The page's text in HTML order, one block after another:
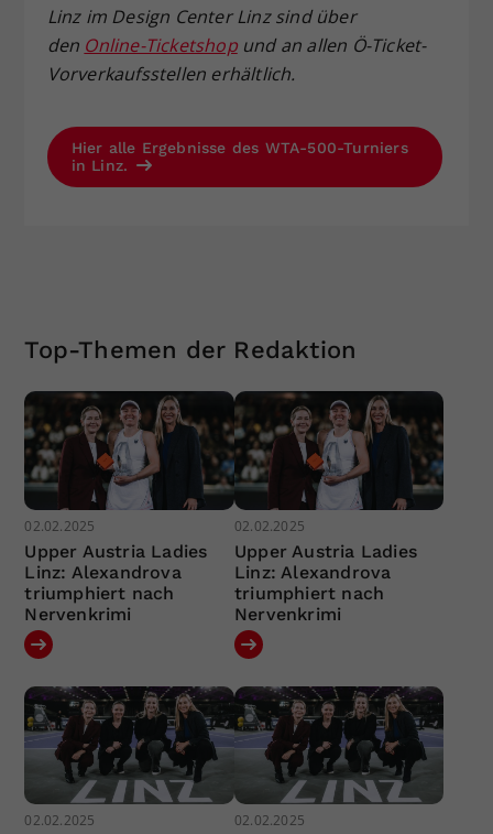
Linz im Design Center Linz sind über
den Online-Ticketshopund an allen Ö-Ticket-
Vorverkaufsstellen erhältlich.
Hier alle Ergebnisse des WTA-500-Turniers
in Linz.
Top-Themen der Redaktion
02.02.2025
Upper Austria Ladies
Linz: Alexandrova
triumphiert nach
Nervenkrimi
02.02.2025
Upper Austria Ladies
Linz: Alexandrova
triumphiert nach
Nervenkrimi
02.02.2025 02.02.2025